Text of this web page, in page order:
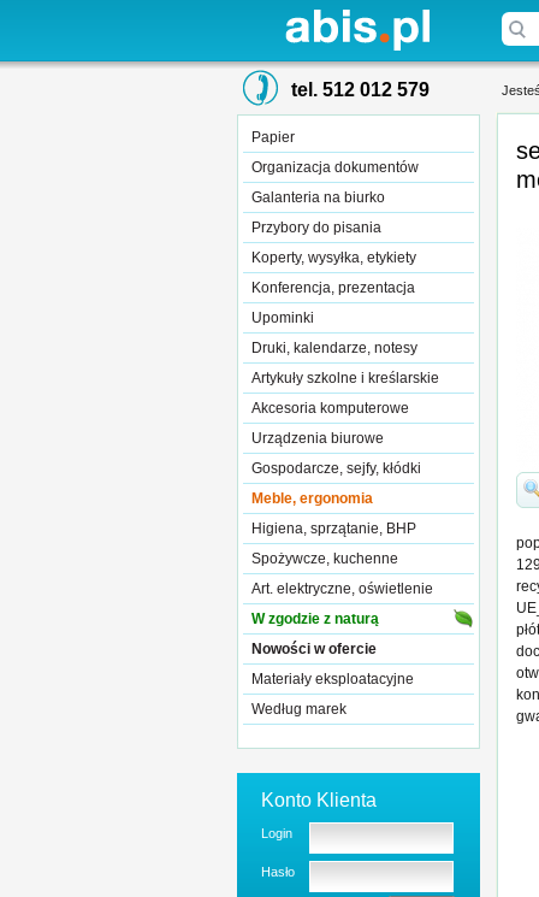
tel. 512 012 579
Papier
Organizacja dokumentów
Galanteria na biurko
Przybory do pisania
Koperty, wysyłka, etykiety
Konferencja, prezentacja
Upominki
Druki, kalendarze, notesy
Artykuły szkolne i kreślarskie
Akcesoria komputerowe
Urządzenia biurowe
Gospodarcze, sejfy, kłódki
Meble, ergonomia
Higiena, sprzątanie, BHP
Spożywcze, kuchenne
Art. elektryczne, oświetlenie
W zgodzie z naturą
Nowości w ofercie
Materiały eksploatacyjne
Według marek
Konto Klienta
Login
Hasło